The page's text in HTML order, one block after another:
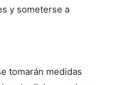
y someterse a
tomarán medidas